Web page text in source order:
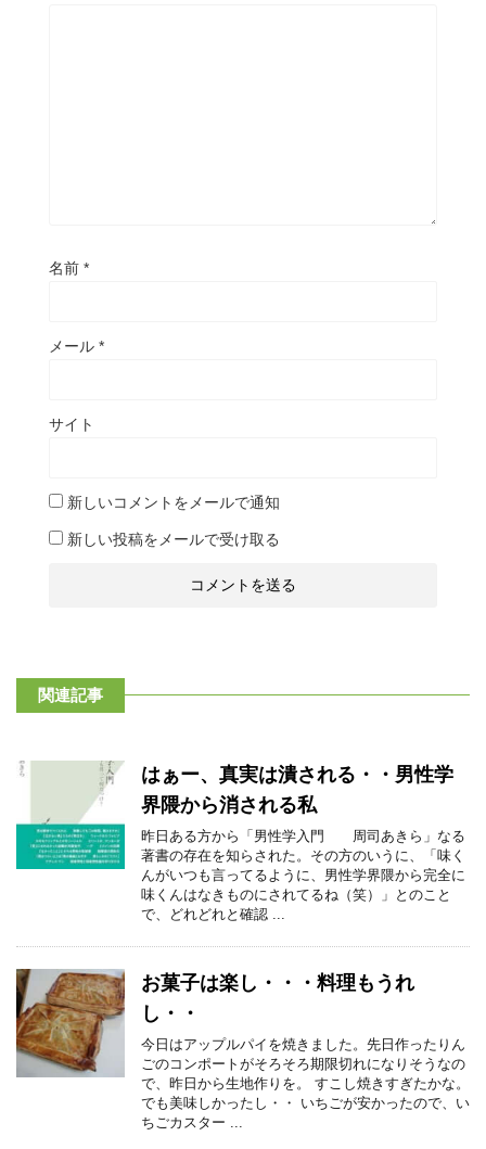
名前 *
メール *
サイト
新しいコメントをメールで通知
新しい投稿をメールで受け取る
関連記事
はぁー、真実は潰される・・男性学
界隈から消される私
昨日ある方から「男性学入門 周司あきら」なる
著書の存在を知らされた。その方のいうに、「味く
んがいつも言ってるように、男性学界隈から完全に
味くんはなきものにされてるね（笑）」とのこと
で、どれどれと確認 ...
お菓子は楽し・・・料理もうれ
し・・
今日はアップルパイを焼きました。先日作ったりん
ごのコンポートがそろそろ期限切れになりそうなの
で、昨日から生地作りを。 すこし焼きすぎたかな。
でも美味しかったし・・ いちごが安かったので、い
ちごカスター ...